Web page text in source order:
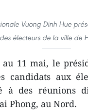
Vuong Dinh Hue
électeurs de la ville de
11 mai, le
candidats aux
à des réunions
Phong, au Nord.